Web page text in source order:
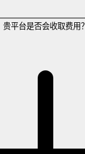
贵平台是否会收取费用？